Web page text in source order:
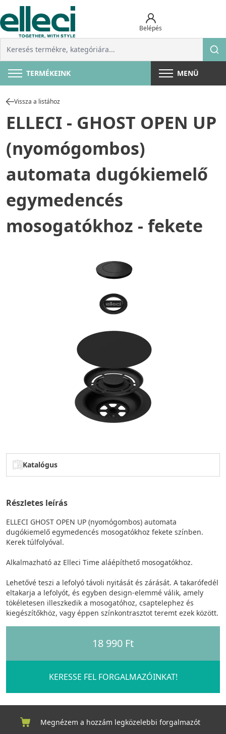
Belépés
TERMÉKEINK MENÜ
Vissza a listához
ELLECI - GHOST OPEN UP
(nyomógombos)
automata dugókiemelő
egymedencés
mosogatókhoz - fekete
Katalógus
Részletes leírás
ELLECI GHOST OPEN UP (nyomógombos) automata
dugókiemelő egymedencés mosogatókhoz fekete színben.
Kerek túlfolyóval.
Alkalmazható az Elleci Time aláépíthető mosogatókhoz.
Lehetővé teszi a lefolyó távoli nyitását és zárását. A takarófedél
eltakarja a lefolyót, és egyben design-elemmé válik, amely
tökéletesen illeszkedik a mosogatóhoz, csaptelephez és
kiegészítőkhöz, vagy éppen színkontrasztot teremt ezek között.
18 990 Ft
KERESSE FEL FORGALMAZÓINKAT!
Megnézem a hozzám legközelebbi forgalmazót